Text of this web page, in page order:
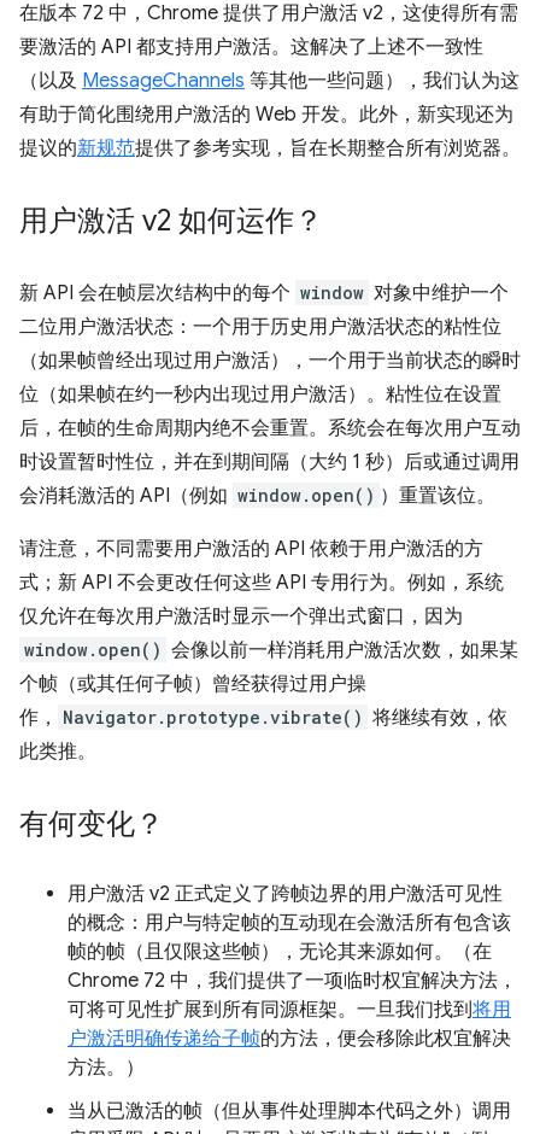
在版本 72 中，Chrome 提供了用户激活 v2，这使得所有需
要激活的 API 都支持用户激活。这解决了上述不一致性
（以及 MessageChannels 等其他一些问题），我们认为这
有助于简化围绕用户激活的 Web 开发。此外，新实现还为
提议的新规范提供了参考实现，旨在长期整合所有浏览器。
用户激活 v2 如何运作？
新 API 会在帧层次结构中的每个 window 对象中维护一个
二位用户激活状态：一个用于历史用户激活状态的粘性位
（如果帧曾经出现过用户激活），一个用于当前状态的瞬时
位（如果帧在约一秒内出现过用户激活）。粘性位在设置
后，在帧的生命周期内绝不会重置。系统会在每次用户互动
时设置暂时性位，并在到期间隔（大约 1 秒）后或通过调用
会消耗激活的 API（例如 window.open() ）重置该位。
请注意，不同需要用户激活的 API 依赖于用户激活的方
式；新 API 不会更改任何这些 API 专用行为。例如，系统
仅允许在每次用户激活时显示一个弹出式窗口，因为
window.open() 会像以前一样消耗用户激活次数，如果某
个帧（或其任何子帧）曾经获得过用户操
作，
Navigator.prototype.vibrate() 将继续有效，依
此类推。
有何变化？
用户激活 v2 正式定义了跨帧边界的用户激活可见性
的概念：用户与特定帧的互动现在会激活所有包含该
帧的帧（且仅限这些帧），无论其来源如何。（在
Chrome 72 中，我们提供了一项临时权宜解决方法，
可将可见性扩展到所有同源框架。一旦我们找到将用
户激活明确传递给子帧的方法，便会移除此权宜解决
方法。）
当从已激活的帧（但从事件处理脚本代码之外）调用